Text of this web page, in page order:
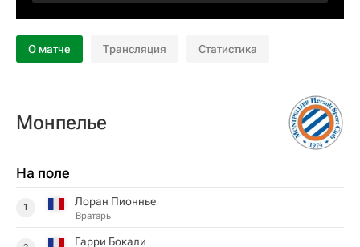
О матче Трансляция Статистика
Монпелье
На поле
1 Лоран Пионнье
Вратарь
Гарри Бокали